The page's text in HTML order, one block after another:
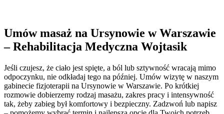
Umów masaż na Ursynowie w Warszawie
– Rehabilitacja Medyczna Wojtasik
Jeśli czujesz, że ciało jest spięte, a ból lub sztywność wracają mimo
odpoczynku, nie odkładaj tego na później. Umów wizytę w naszym
gabinecie fizjoterapii na Ursynowie w Warszawie. Po krótkiej
rozmowie dobierzemy rodzaj masażu, zakres pracy i intensywność
tak, żeby zabieg był komfortowy i bezpieczny. Zadzwoń lub napisz